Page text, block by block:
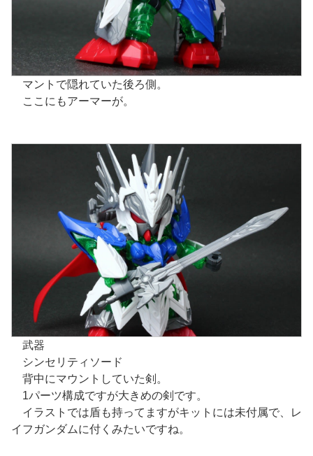
マントで隠れていた後ろ側。
ここにもアーマーが。
武器
シンセリティソード
背中にマウントしていた剣。
1パーツ構成ですが大きめの剣です。
イラストでは盾も持ってますがキットには未付属で、レ
イフガンダムに付くみたいですね。